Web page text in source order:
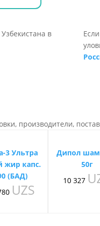
производители,
3 Ультра
жир капс.
(БАД)
UZS
Дипол
50г
10 327